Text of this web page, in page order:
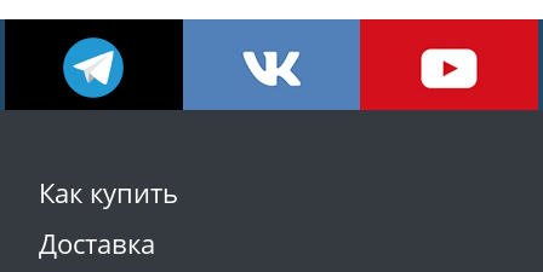
Как купить
Доставка